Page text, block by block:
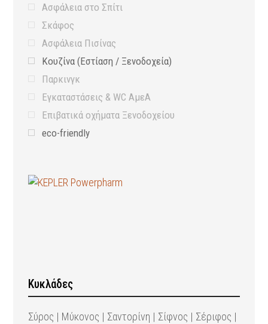
Ασφάλεια στο Σπίτι
Σκάφος
Ασφάλεια Πισίνας
Κουζίνα (Εστίαση / Ξενοδοχεία)
Παρκινγκ
Εγκαταστάσεις & WC ΑμεΑ
Επιβατικά οχήματα Ξενοδοχείου
eco-friendly
Κυκλάδες
Σύρος | Μύκονος | Σαντορίνη | Σίφνος | Σέριφος |